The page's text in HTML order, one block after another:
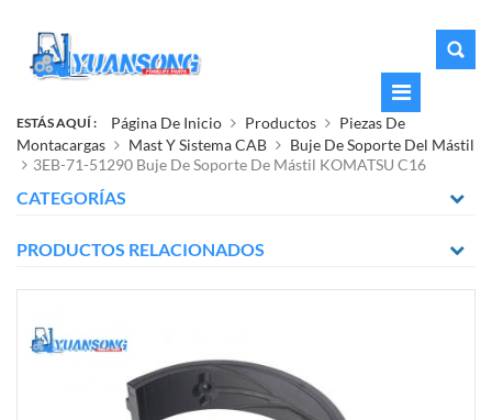
ESTÁS AQUÍ : Página De Inicio Productos
Piezas De
Montacargas
Mast Y Sistema CAB
Buje De Soporte Del Mástil
3EB-71-51290 Buje De Soporte De Mástil KOMATSU C16
CATEGORÍAS
PRODUCTOS RELACIONADOS